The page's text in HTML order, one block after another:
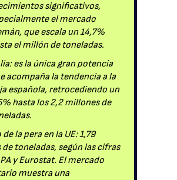
significativos,
el mercado
que escala un 14,7%
el millón de toneladas.
es la única gran potencia
acompaña la tendencia a la
española, retrocediendo un
hasta los 2,2 millones de
la pera en la UE: 1,79
toneladas, según las cifras
y Eurostat. El mercado
muestra una